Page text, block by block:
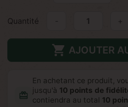
Quantité +
 AJOUTER
redeem
En achetant ce produit,
jusqu'à 10 points de
contiendra au total 10